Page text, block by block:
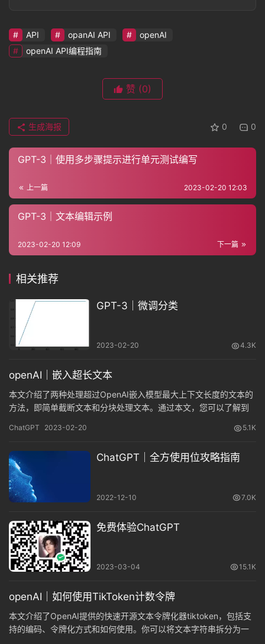
API opanAI API
openAI
openAI API编程指南
赞 (0)
0 0
生成海报
GPT-3｜使用多步骤提示进行单元测试编写
上一篇 2023-02-20 12:03
GPT-3｜文本编辑示例
下一篇
2023-02-20 12:09
相关推荐
GPT-3｜微调分类
2023-02-20 4.3K
openAI｜嵌入超长文本
本文介绍了两种处理超过OpenAI嵌入模型最大上下文长度的文本的
方法，即简单截断文本和分块处理文本。通过本文，您可以了解到
文本内容。
ChatGPT 2023-02-20 5.1K
ChatGPT｜全方使用位攻略指南
2022-12-10 7.0K
免费体验ChatGPT
2023-03-04 15.1K
openAI｜如何使用TikToken计数令牌
本文介绍了OpenAI提供的快速开源文本令牌化器tiktoken，包括支
持的编码、令牌化方式和如何使用。你可以将文本字符串拆分为一